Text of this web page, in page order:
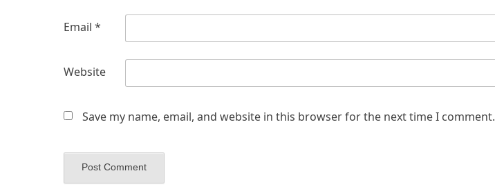
Email *
Website
Save my name, email, and website in this browser for the next time I comment.